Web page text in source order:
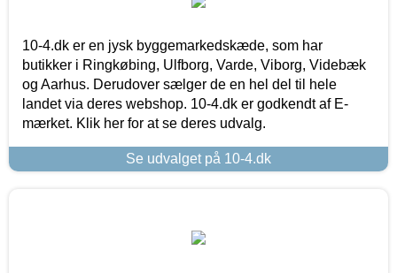
10-4.dk er en jysk byggemarkedskæde, som har
butikker i Ringkøbing, Ulfborg, Varde, Viborg, Videbæk
og Aarhus. Derudover sælger de en hel del til hele
landet via deres webshop. 10-4.dk er godkendt af E-
mærket. Klik her for at se deres udvalg.
Se udvalget på 10-4.dk